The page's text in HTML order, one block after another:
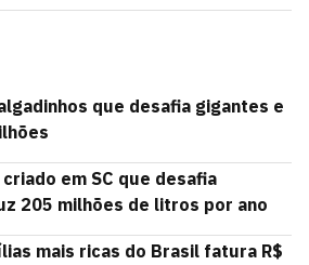
que desafia gigantes e
em SC que desafia
205 milhões de litros por ano
mais ricas do Brasil fatura R$